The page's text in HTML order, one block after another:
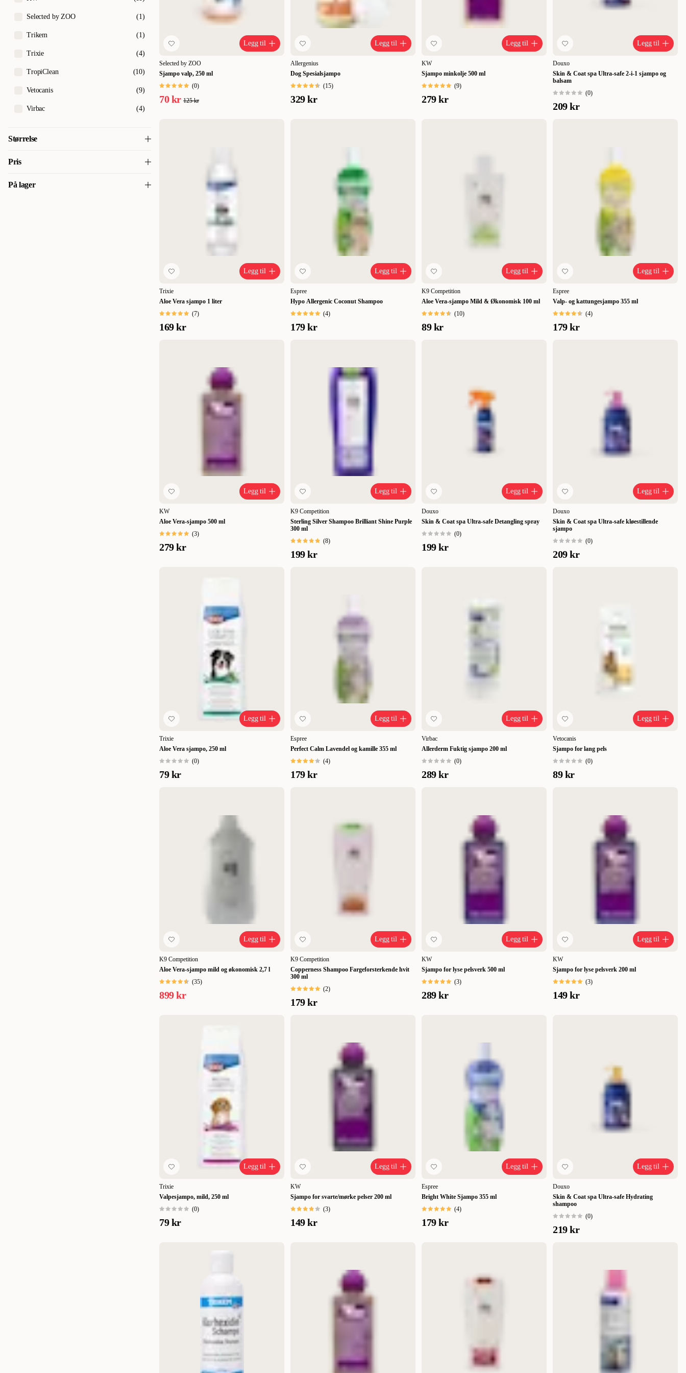
Selected by ZOO (1)
Trikem (1)
Trixie (4)
TropiClean (10)
Vetocanis (9)
Virbac (4)
Størrelse
Pris
70
På lager
Legg til
Selected by ZOO
Sjampo valp, 250 ml
(0)
70 kr 125 kr
Legg til
Allergenius
Dog Spesialsjampo
(15)
329 kr
Legg til
KW
Sjampo minkolje 500 ml
(9)
279 kr
Legg til
Douxo
Skin & Coat spa Ultra-safe 2-i-1 sjampo og
balsam
(0)
209 kr
Legg til
Trixie
Aloe Vera sjampo 1 liter
(7)
169 kr
Legg til
Espree
Hypo Allergenic Coconut Shampoo
(4)
179 kr
Legg til
K9 Competition
Aloe Vera-sjampo Mild & Økonomisk 100 ml
(10)
89 kr
Legg til
Espree
Valp- og kattungesjampo 355 ml
(4)
179 kr
Legg til
KW
Aloe Vera-sjampo 500 ml
(3)
279 kr
Legg til
K9 Competition
Sterling Silver Shampoo Brilliant Shine Purple
300 ml
(8)
199 kr
Legg til
Douxo
Skin & Coat spa Ultra-safe Detangling spray
(0)
199 kr
Legg til
Douxo
Skin & Coat spa Ultra-safe kløestillende
sjampo
(0)
209 kr
Legg til
Trixie
Aloe Vera sjampo, 250 ml
(0)
79 kr
Legg til
Espree
Perfect Calm Lavendel og kamille 355 ml
(4)
179 kr
Legg til
Virbac
Allerderm Fuktig sjampo 200 ml
(0)
289 kr
Legg til
Vetocanis
Sjampo for lang pels
(0)
89 kr
Legg til
K9 Competition
Aloe Vera-sjampo mild og økonomisk 2,7 l
(35)
899 kr
Legg til
K9 Competition
Copperness Shampoo Fargeforsterkende hvit
300 ml
(2)
179 kr
Legg til
KW
Sjampo for lyse pelsverk 500 ml
(3)
289 kr
Legg til
KW
Sjampo for lyse pelsverk 200 ml
(3)
149 kr
Legg til
Trixie
Valpesjampo, mild, 250 ml
(0)
79 kr
Legg til
KW
Sjampo for svarte/mørke pelser 200 ml
(3)
149 kr
Legg til
Espree
Bright White Sjampo 355 ml
(4)
179 kr
Legg til
Douxo
Skin & Coat spa Ultra-safe Hydrating
shampoo
(0)
219 kr